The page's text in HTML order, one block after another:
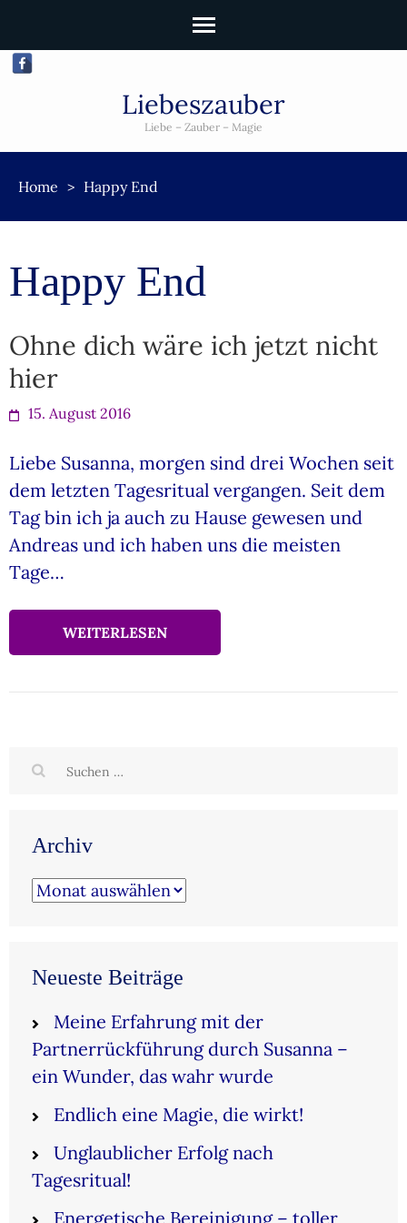
Liebeszauber
Liebe – Zauber – Magie
Home > Happy End
Happy End
Ohne dich wäre ich jetzt nicht
hier
15. August 2016
Liebe Susanna, morgen sind drei Wochen seit
dem letzten Tagesritual vergangen. Seit dem
Tag bin ich ja auch zu Hause gewesen und
Andreas und ich haben uns die meisten
Tage…
WEITERLESEN
Suchen
Archiv
Archiv
Neueste Beiträge
Meine Erfahrung mit der
Partnerrückführung durch Susanna –
ein Wunder, das wahr wurde
Endlich eine Magie, die wirkt!
Unglaublicher Erfolg nach
Tagesritual!
Energetische Bereinigung – toller